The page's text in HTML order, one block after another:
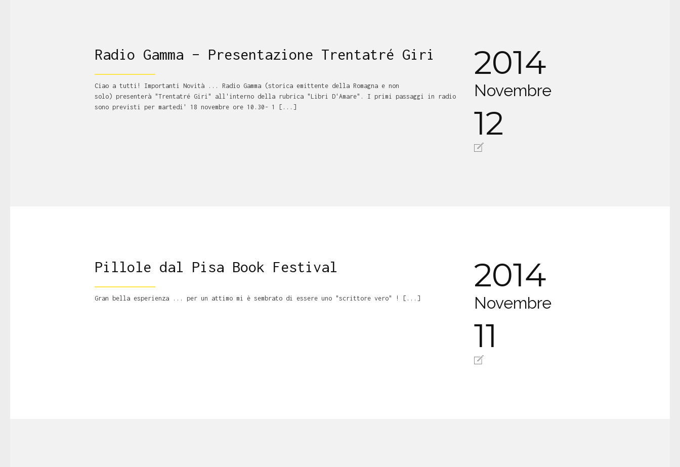
Radio Gamma – Presentazione Trentatré Giri
Ciao a tutti! Importanti Novità ... Radio Gamma (storica emittente della Romagna e non
solo) presenterà "Trentatré Giri" all'interno della rubrica "Libri D'Amare". I primi passaggi in radio
sono previsti per martedi' 18 novembre ore 10.30- 1 [...]
2014
Novembre
12
Pillole dal Pisa Book Festival
Gran bella esperienza ... per un attimo mi è sembrato di essere uno "scrittore vero" ! [...]
2014
Novembre
11